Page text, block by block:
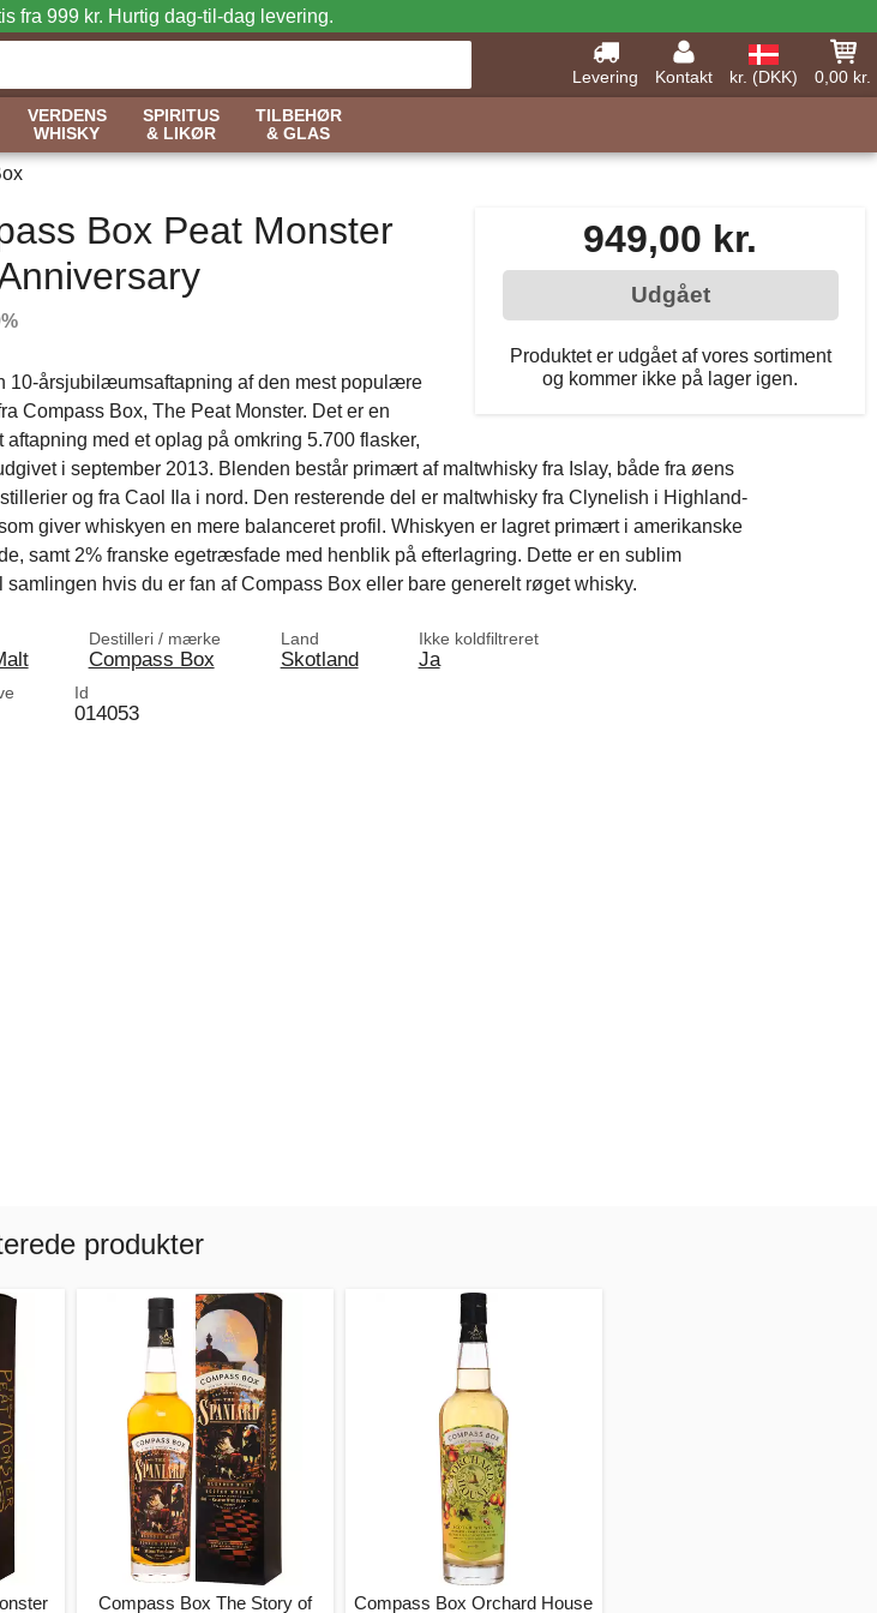
fra 999 kr. Hurtig dag-til-dag levering.
Levering Kontakt kr. (DKK)
0,00 kr.
VERDENS
WHISKY
SPIRITUS
& LIKØR
TILBEHØR
& GLAS
949,00 kr.
Udgået
Produktet er udgået af vores sortiment
og kommer ikke på lager igen.
Box Peat Monster
10-årsjubilæumsaftapning af den mest populære
Compass Box, The Peat Monster. Det er en
med et oplag på omkring 5.700 flasker,
i september 2013. Blenden består primært af maltwhisky fra Islay, både fra øens
og fra Caol Ila i nord. Den resterende del er maltwhisky fra Clynelish i Highland-
giver whiskyen en mere balanceret profil. Whiskyen er lagret primært i amerikanske
samt 2% franske egetræsfade med henblik på efterlagring. Dette er en sublim
samlingen hvis du er fan af Compass Box eller bare generelt røget whisky.
Destilleri / mærke
Compass Box
Land
Skotland
Ikke koldfiltreret
Ja
Id
014053
produkter
Compass Box The Story of
Compass Box Orchard House